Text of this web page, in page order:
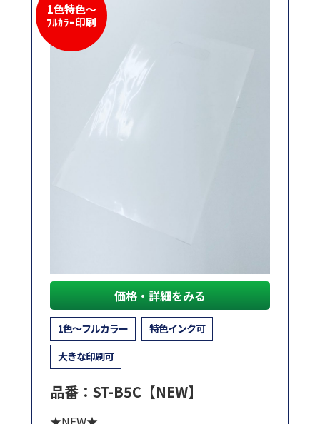
1色特色～
ﾌﾙｶﾗｰ印刷
価格・詳細をみる
1色～フルカラー
特色インク可
大きな印刷可
品番：ST-B5C【NEW】